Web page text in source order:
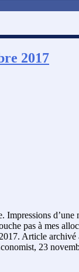
2017
Impressions
pas à mes
Article
23